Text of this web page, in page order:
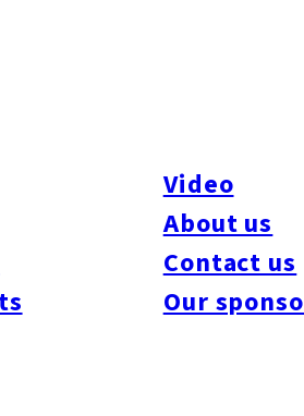
Video
About us
Contact us
Our
お野菜、豆、と続く第三弾は「焼きも
す。もちろん、共通点はプラントベー
ジュアルに楽しんだり、一緒に器も楽
ンを紹介します。
焼、唐津焼などの国内外で知られる焼